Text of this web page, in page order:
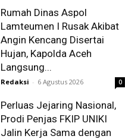
Rumah Dinas Aspol
Lamteumen I Rusak Akibat
Angin Kencang Disertai
Hujan, Kapolda Aceh
Langsung...
Redaksi - 6 Agustus 2026 0
Perluas Jejaring Nasional,
Prodi Penjas FKIP UNIKI
Jalin Kerja Sama dengan